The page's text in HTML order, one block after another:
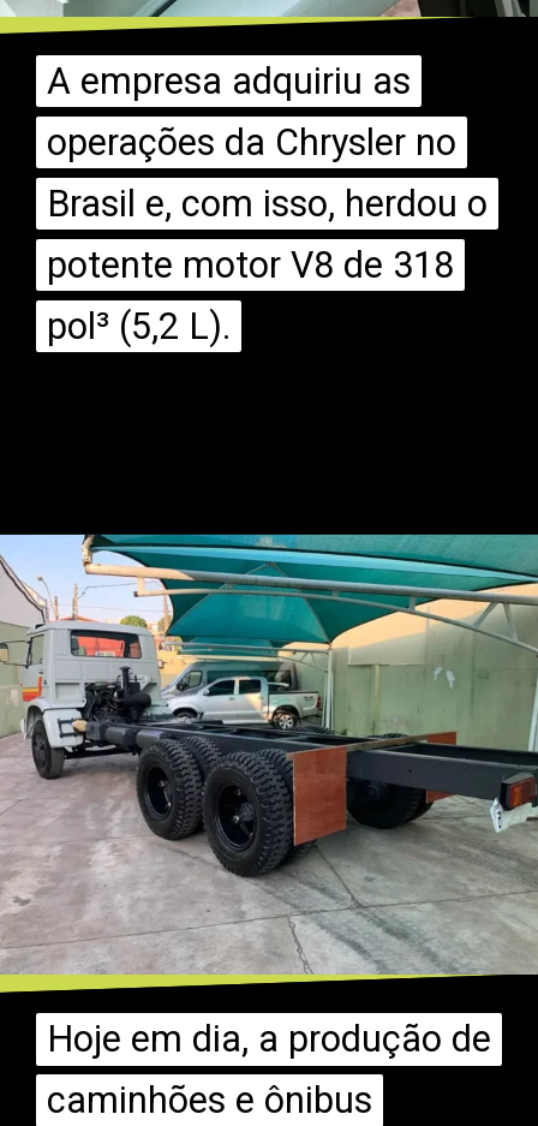
A empresa adquiriu as
operações da Chrysler no
Brasil e, com isso, herdou o
potente motor V8 de 318
pol³ (5,2 L).
A empresa adquiriu as
operações da Chrysler no
Brasil e, com isso, herdou o
potente motor V8 de 318
pol³ (5,2 L).
Opening https://mundofixa.com.br/raro-caminhao-vw-a-alcool-0km-esta-desde-1988-guardado-em-garagem-22-fotos/
Hoje em dia, a produção de
caminhões e ônibus
Hoje em dia, a produção de
caminhões e ônibus